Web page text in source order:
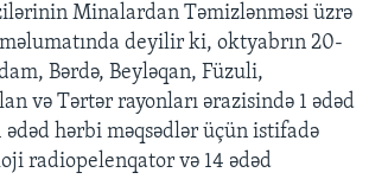
Minalardan Təmizlənməsi üzrə
deyilir ki, oktyabrın 20-
Bərdə, Beyləqan, Füzuli,
və Tərtər rayonları ərazisində 1 ədəd
ədəd hərbi məqsədlər üçün istifadə
radiopelenqator və 14 ədəd